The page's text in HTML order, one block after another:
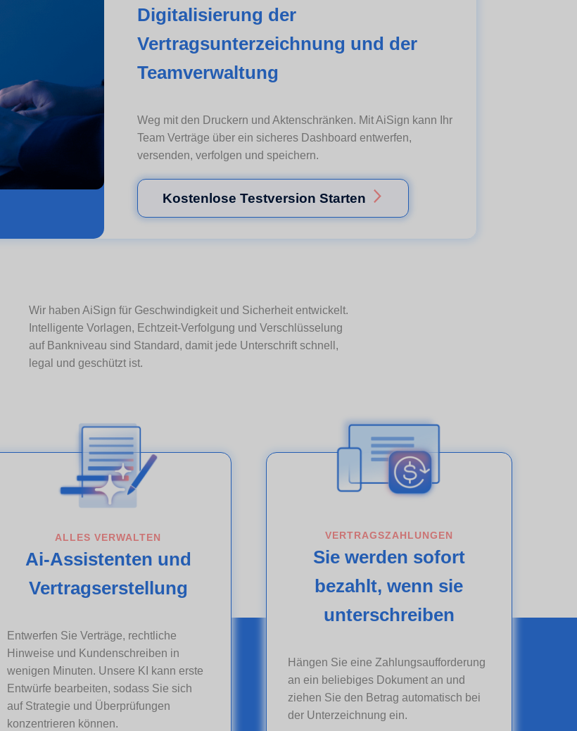
Digitalisierung der
Vertragsunterzeichnung und der
Teamverwaltung
Weg mit den Druckern und Aktenschränken. Mit AiSign kann Ihr
Team Verträge über ein sicheres Dashboard entwerfen,
versenden, verfolgen und speichern.
Kostenlose Testversion Starten
Wir haben AiSign für Geschwindigkeit und Sicherheit entwickelt.
Intelligente Vorlagen, Echtzeit-Verfolgung und Verschlüsselung
auf Bankniveau sind Standard, damit jede Unterschrift schnell,
legal und geschützt ist.
ALLES VERWALTEN
Ai-Assistenten und
Vertragserstellung
Entwerfen Sie Verträge, rechtliche
Hinweise und Kundenschreiben in
wenigen Minuten. Unsere KI kann erste
Entwürfe bearbeiten, sodass Sie sich
auf Strategie und Überprüfungen
konzentrieren können.
VERTRAGSZAHLUNGEN
Sie werden sofort
bezahlt, wenn sie
unterschreiben
Hängen Sie eine Zahlungsaufforderung
an ein beliebiges Dokument an und
ziehen Sie den Betrag automatisch bei
der Unterzeichnung ein.